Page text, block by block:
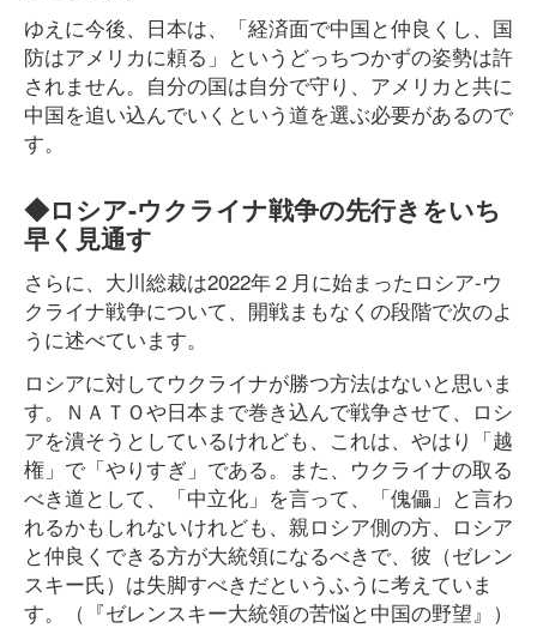
ゆえに今後、日本は、「経済面で中国と仲良くし、国
防はアメリカに頼る」というどっちつかずの姿勢は許
されません。自分の国は自分で守り、アメリカと共に
中国を追い込んでいくという道を選ぶ必要があるので
す。
◆ロシア-ウクライナ戦争の先行きをいち
早く見通す
さらに、大川総裁は2022年２月に始まったロシア-ウ
クライナ戦争について、開戦まもなくの段階で次のよ
うに述べています。
ロシアに対してウクライナが勝つ方法はないと思いま
す。ＮＡＴＯや日本まで巻き込んで戦争させて、ロシ
アを潰そうとしているけれども、これは、やはり「越
権」で「やりすぎ」である。また、ウクライナの取る
べき道として、「中立化」を言って、「傀儡」と言わ
れるかもしれないけれども、親ロシア側の方、ロシア
と仲良くできる方が大統領になるべきで、彼（ゼレン
スキー氏）は失脚すべきだというふうに考えていま
す。（『ゼレンスキー大統領の苦悩と中国の野望』）